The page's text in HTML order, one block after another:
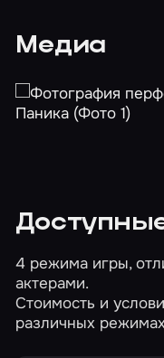
Медиа
4 режима игры,
актерами.
Стоимость и
различных